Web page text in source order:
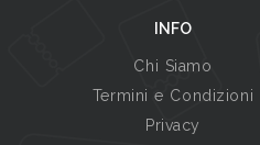
INFO
Chi Siamo
Termini e Condizioni
Privacy